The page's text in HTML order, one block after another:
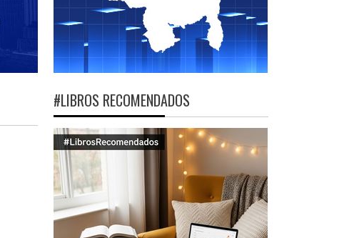
#LIBROS RECOMENDADOS